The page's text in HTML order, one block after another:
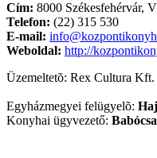
Cím: 8000 Székesfehérvár,
Telefon: (22) 315 530
E-mail:
Weboldal: http://
Üzemeltetõ: Rex Cultura Kft.
Egyházmegyei felügyelõ:
Konyhai ügyvezető: